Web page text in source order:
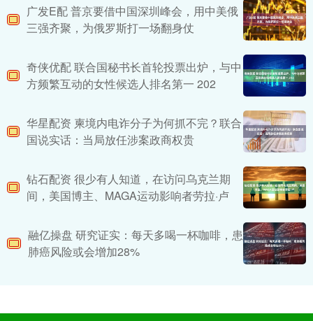
广发E配 普京要借中国深圳峰会，用中美俄
三强齐聚，为俄罗斯打一场翻身仗
奇侠优配 联合国秘书长首轮投票出炉，与中
方频繁互动的女性候选人排名第一 202
华星配资 柬境内电诈分子为何抓不完？联合
国说实话：当局放任涉案政商权贵
钻石配资 很少有人知道，在访问乌克兰期
间，美国博主、MAGA运动影响者劳拉·卢
融亿操盘 研究证实：每天多喝一杯咖啡，患
肺癌风险或会增加28%